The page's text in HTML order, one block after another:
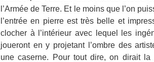
l’Armée de Terre. Et le moins que l’on
l’entrée en pierre est très belle et
clocher à l’intérieur avec lequel les
joueront en y projetant l’ombre des
une caserne. Pour tout dire, on dirait la